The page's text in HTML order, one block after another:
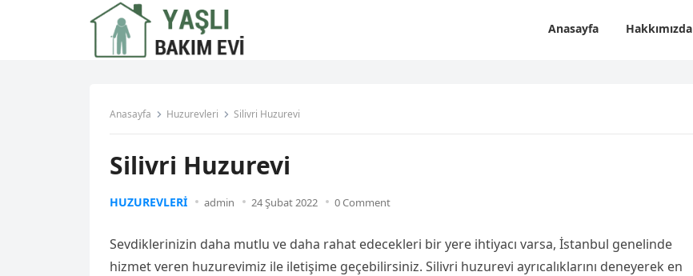
Anasayfa Hakkımızda
Anasayfa Huzurevleri Silivri Huzurevi
Silivri Huzurevi
HUZUREVLERI admin 24 Şubat 2022 0 Comment
Sevdiklerinizin daha mutlu ve daha rahat edecekleri bir yere ihtiyacı varsa, İstanbul genelinde
hizmet veren huzurevimiz ile iletişime geçebilirsiniz. Silivri huzurevi ayrıcalıklarını deneyerek en